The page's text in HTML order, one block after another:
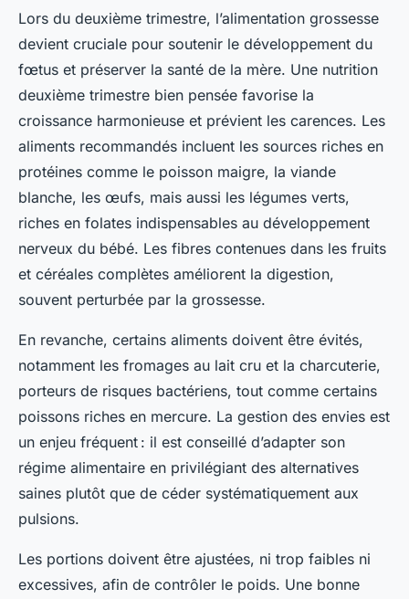
Lors du deuxième trimestre, l’alimentation grossesse
devient cruciale pour soutenir le développement du
fœtus et préserver la santé de la mère. Une nutrition
deuxième trimestre bien pensée favorise la
croissance harmonieuse et prévient les carences. Les
aliments recommandés incluent les sources riches en
protéines comme le poisson maigre, la viande
blanche, les œufs, mais aussi les légumes verts,
riches en folates indispensables au développement
nerveux du bébé. Les fibres contenues dans les fruits
et céréales complètes améliorent la digestion,
souvent perturbée par la grossesse.
En revanche, certains aliments doivent être évités,
notamment les fromages au lait cru et la charcuterie,
porteurs de risques bactériens, tout comme certains
poissons riches en mercure. La gestion des envies est
un enjeu fréquent : il est conseillé d’adapter son
régime alimentaire en privilégiant des alternatives
saines plutôt que de céder systématiquement aux
pulsions.
Les portions doivent être ajustées, ni trop faibles ni
excessives, afin de contrôler le poids. Une bonne